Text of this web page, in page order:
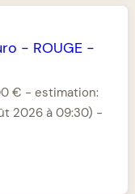
- ROUGE-
€ - estimation:
2026 à 09:30) -